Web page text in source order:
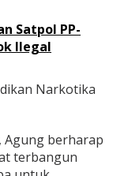
Satpol PP-
Ilegal
Narkotika
Agung berharap
terbangun